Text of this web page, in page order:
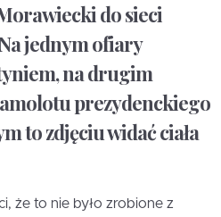
do sieci
jednym ofiary
na drugim
prezydenckiego
to zdjęciu widać ciała
że to nie było zrobione z